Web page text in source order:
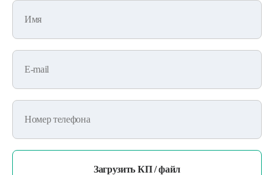
Имя
E-mail
Номер телефона
Загрузить КП / файл